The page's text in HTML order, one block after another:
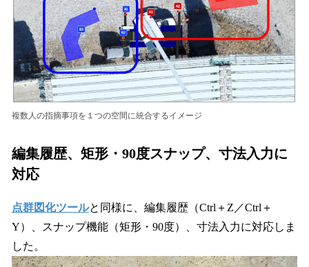
複数人の指摘事項を１つの空間に統合するイメージ
編集履歴、矩形・90度スナップ、寸法入力に
対応
点群図化ツールと同様に、編集履歴（Ctrl＋Z／Ctrl＋
Y）、スナップ機能（矩形・90度）、寸法入力に対応しま
した。